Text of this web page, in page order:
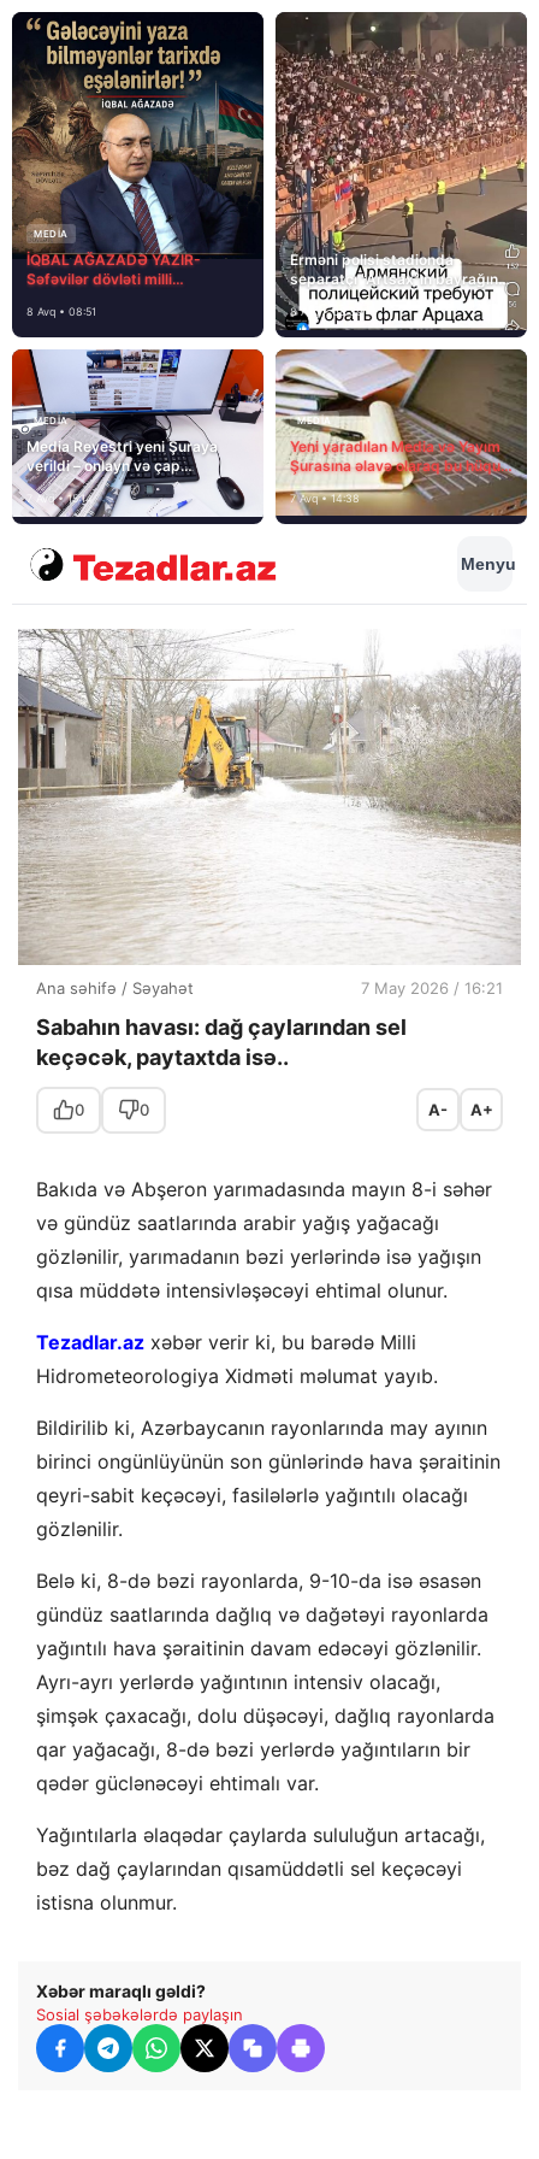
MEDİA
İQBAL AĞAZADƏ YAZIR-
Səfəvilər dövləti milli
8 Avq • 08:51
Erməni polisi stadionda
separatçı “Artsax”ın bayrağını
müsadirə etdi və…
8 Avq • 08:39
MEDİA
Media Reyestri yeni Şuraya
verildi – onlayn və çap
mediasını nə gözləyir?
7 Avq • 15:14
MEDİA
Yeni yaradılan Media və Yayım
Şurasına əlavə olaraq bu hüquq
və vəzifələr də verilib
7 Avq • 14:38
Menyu
Ana səhifə / Səyahət 7 May 2026 / 16:21
Sabahın havası: dağ çaylarından sel
keçəcək, paytaxtda isə..
0 0 A- A+
Bakıda və Abşeron yarımadasında mayın 8-i səhər
və gündüz saatlarında arabir yağış yağacağı
gözlənilir, yarımadanın bəzi yerlərində isə yağışın
qısa müddətə intensivləşəcəyi ehtimal olunur.
Tezadlar.az xəbər verir ki, bu barədə Milli
Hidrometeorologiya Xidməti məlumat yayıb.
Bildirilib ki, Azərbaycanın rayonlarında may ayının
birinci ongünlüyünün son günlərində hava şəraitinin
qeyri-sabit keçəcəyi, fasilələrlə yağıntılı olacağı
gözlənilir.
Belə ki, 8-də bəzi rayonlarda, 9-10-da isə əsasən
gündüz saatlarında dağlıq və dağətəyi rayonlarda
yağıntılı hava şəraitinin davam edəcəyi gözlənilir.
Ayrı-ayrı yerlərdə yağıntının intensiv olacağı,
şimşək çaxacağı, dolu düşəcəyi, dağlıq rayonlarda
qar yağacağı, 8-də bəzi yerlərdə yağıntıların bir
qədər güclənəcəyi ehtimalı var.
Yağıntılarla əlaqədar çaylarda sululuğun artacağı,
bəz dağ çaylarından qısamüddətli sel keçəcəyi
istisna olunmur.
Xəbər maraqlı gəldi?
Sosial şəbəkələrdə paylaşın